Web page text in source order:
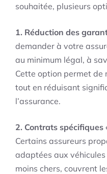
souhaitée, plusieurs
1. Réduction des
demander à votre
au minimum légal, à
Cette option permet de
tout en réduisant
l’assurance.
2. Contrats spécifiques
Certains assureurs
adaptées aux
moins chers, couvrent